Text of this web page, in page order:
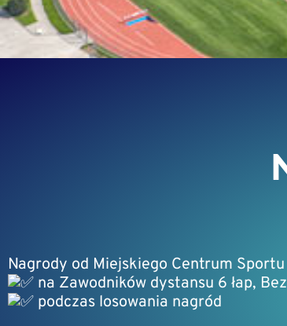
Nagrody od Miejskiego Centrum
na Zawodników dystansu 6 łap,
podczas losowania nagród